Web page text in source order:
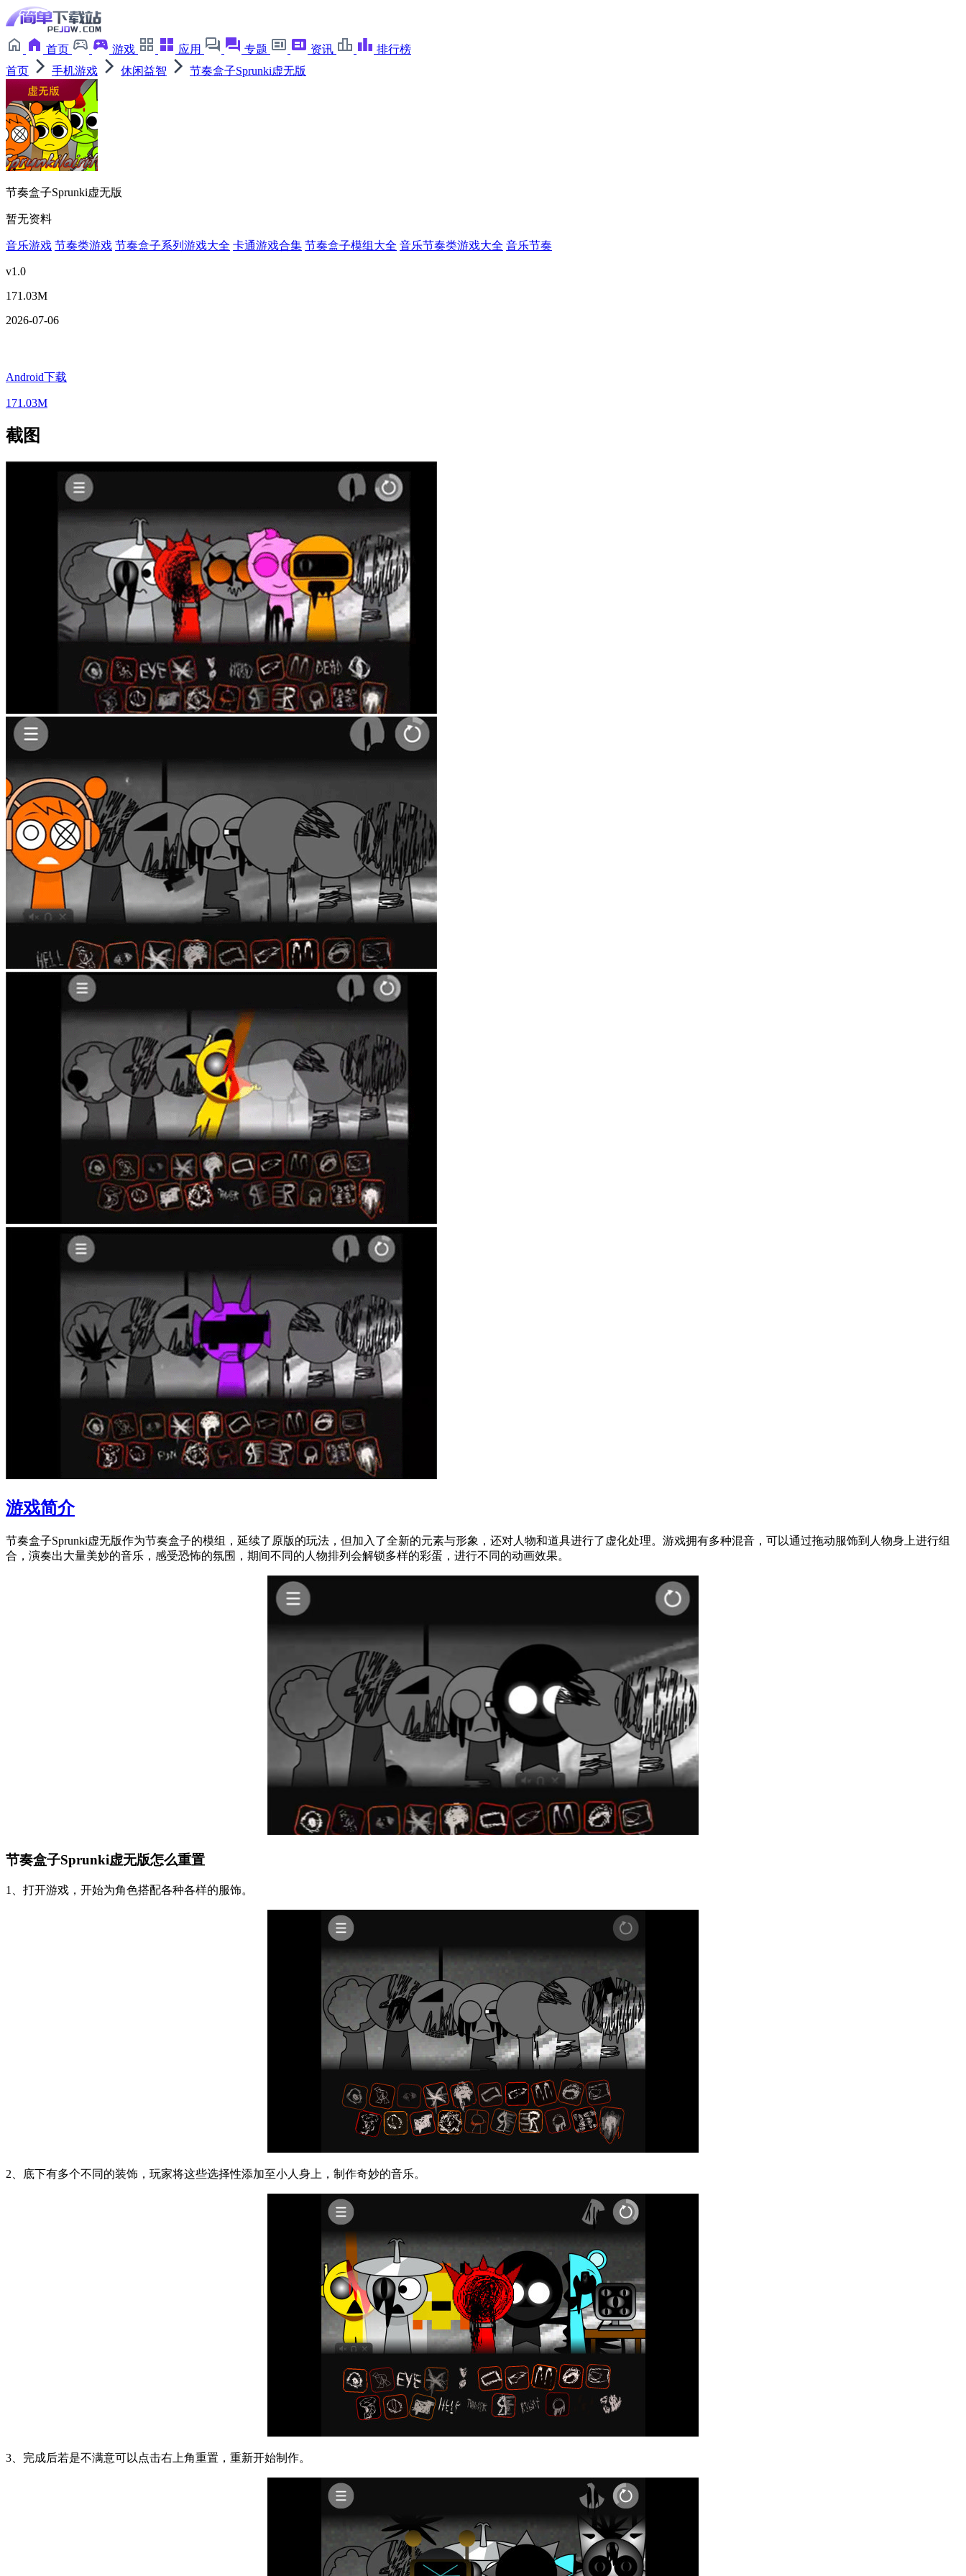
首页 游戏 应用 专题 资讯
排行榜
首页
手机游戏 休闲益智 节奏盒子Sprunki虚无版
节奏盒子Sprunki虚无版
暂无资料
音乐游戏 节奏类游戏 节奏盒子系列游戏大全 卡通游戏合集 节奏盒子模组大全 音乐节奏类游戏大全 音乐节奏
v1.0
171.03M
2026-07-06
Android下载
171.03M
截图
游戏简介
节奏盒子Sprunki虚无版作为节奏盒子的模组，延续了原版的玩法，但加入了全新的元素与形象，还对人物和道具进行了虚化处理。游戏拥有多种混音，可以通过拖动服饰到人物身上进行组
合，演奏出大量美妙的音乐，感受恐怖的氛围，期间不同的人物排列会解锁多样的彩蛋，进行不同的动画效果。
节奏盒子Sprunki虚无版怎么重置
1、打开游戏，开始为角色搭配各种各样的服饰。
2、底下有多个不同的装饰，玩家将这些选择性添加至小人身上，制作奇妙的音乐。
3、完成后若是不满意可以点击右上角重置，重新开始制作。